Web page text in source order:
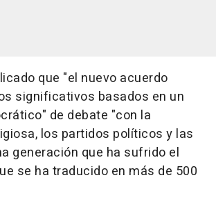
que "el nuevo acuerdo
significativos basados en un
de debate "con la
los partidos políticos y las
generación que ha sufrido el
se ha traducido en más de 500